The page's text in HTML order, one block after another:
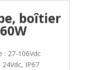
boîtier
: 27-106Vdc
24Vdc, IP67